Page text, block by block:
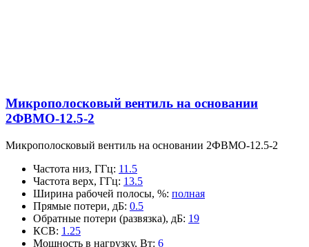
Микрополосковый вентиль на основании
2ФВМO-12.5-2
Микрополосковый вентиль на основании 2ФВМO-12.5-2
Частота низ, ГГц: 11.5
Частота верх, ГГц: 13.5
Ширина рабочей полосы, %: полная
Прямые потери, дБ: 0.5
Обратные потери (развязка), дБ: 19
КСВ: 1.25
Мощность в нагрузку, Вт: 6